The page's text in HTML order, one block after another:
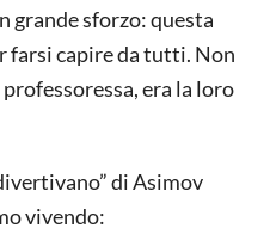
grande sforzo: questa
farsi capire da tutti. Non
era la loro
di Asimov
vivendo: